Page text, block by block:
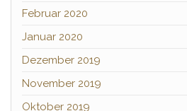
Februar 2020
Januar 2020
Dezember 2019
November 2019
Oktober 2019